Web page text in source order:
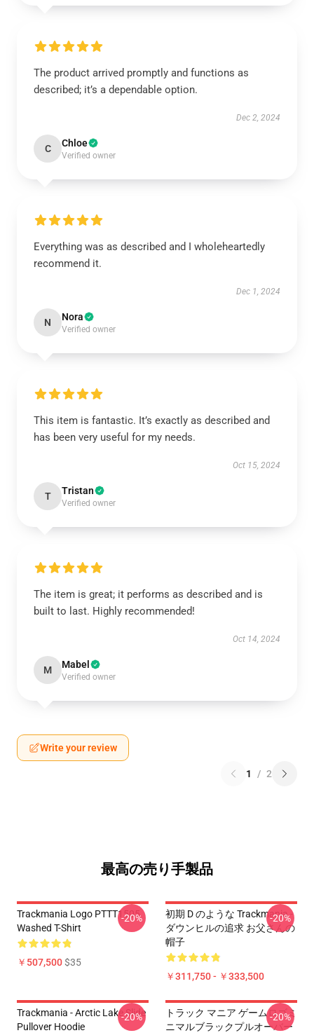
The product arrived promptly and functions as
described; it’s a dependable option.
Dec 2, 2024
C Chloe
Verified owner
Everything was as described and I wholeheartedly
recommend it.
Dec 1, 2024
N Nora
Verified owner
This item is fantastic. It’s exactly as described and
has been very useful for my needs.
Oct 15, 2024
T Tristan
Verified owner
The item is great; it performs as described and is
built to last. Highly recommended!
Oct 14, 2024
M Mabel
Verified owner
Write your review
1 / 2
最高の売り手製品
Trackmania Logo PTTT1505
Washed T-Shirt
￥507,500$35
-20%
初期 D のような Trackmania -
ダウンヒルの追求 お父さんの
帽子
￥311,750 - ￥333,500
-20%
Trackmania - Arctic Lake Slide
Pullover Hoodie
-20%
トラック マニア ゲームロゴミ
ニマルブラックプルオーバー
-20%